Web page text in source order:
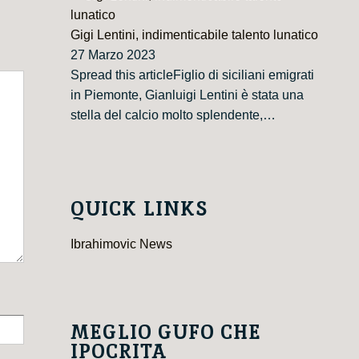
Gigi Lentini, indimenticabile talento lunatico
27 Marzo 2023
Spread this articleFiglio di siciliani emigrati
in Piemonte, Gianluigi Lentini è stata una
stella del calcio molto splendente,…
QUICK LINKS
Ibrahimovic News
MEGLIO GUFO CHE
IPOCRITA